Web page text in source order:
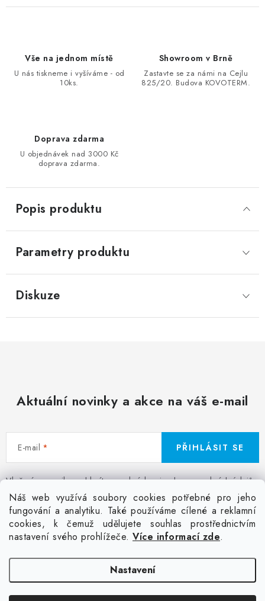
Náš web využívá soubory cookies potřebné pro jeho
fungování a analytiku. Také používáme cílené a reklamní
cookies, k čemuž udělujete souhlas prostřednictvím
nastavení svého prohlížeče. Více informací zde.
Nastavení
Vše na jednom místě
U nás tiskneme i vyšíváme - od
10ks.
Showroom v Brně
Zastavte se za námi na Cejlu
825/20. Budova KOVOTERM.
Doprava zdarma
U objednávek nad 3000 Kč
doprava zdarma.
Popis produktu
Parametry produktu
Diskuze
Aktuální novinky a akce na váš e-mail
E-mail
Vložením e-mailu souhlasíte spodmínkami ochrany osobních údajů
PŘIHLÁSIT SE
Facebook Kontakt Jak nakupovat
Poptávka potisku textilu
Akce a slevy GDPR + cookies Obchodní podmínky
Doprava
Copyright 2026Colordot.cz. Všechna práva vyhrazena.Upravit nastavení